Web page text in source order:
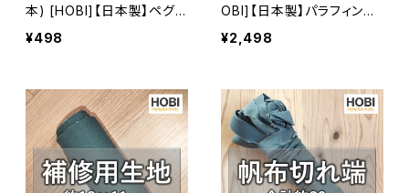
本) [HOBI]【日本製】ペグ
硬質ステンレス ステークニ
アウトドア レジャー キャン
プ ホビ 携帯 軽量 コンパク
ト ポキンと折れない [MAD
E IN JAPAN]
¥498
OBI]【日本製】パラフィン加
工 [無骨でタフ] ポケット×2
焚き火/薪割り保護防具 衣
ルソン 前掛け【MADE IN J
APAN】
¥2,498